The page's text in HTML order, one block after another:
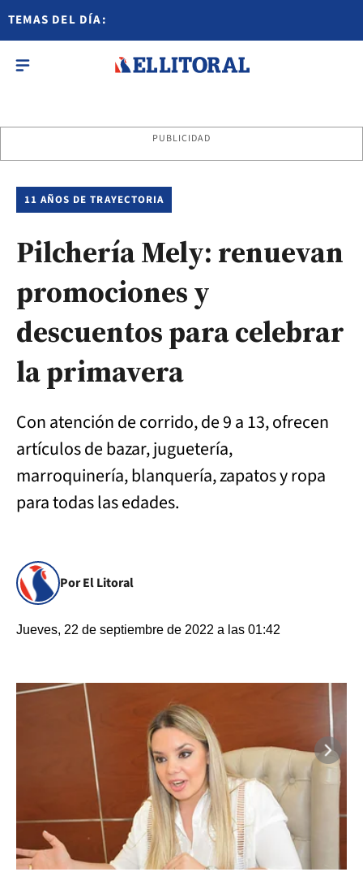
TEMAS DEL DÍA:
PUBLICIDAD
11 AÑOS DE TRAYECTORIA
Pilchería Mely: renuevan
promociones y
descuentos para celebrar
la primavera
Con atención de corrido, de 9 a 13, ofrecen
artículos de bazar, juguetería,
marroquinería, blanquería, zapatos y ropa
para todas las edades.
Por El Litoral
Jueves, 22 de septiembre de 2022 a las 01:42